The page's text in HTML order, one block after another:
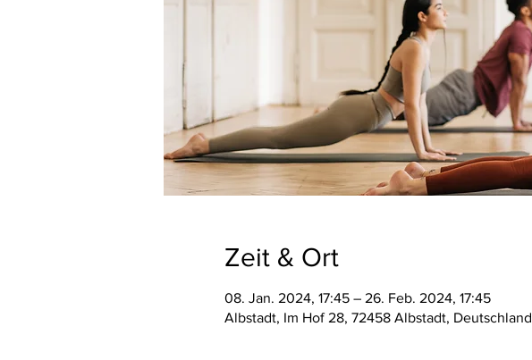
Zeit & Ort
08. Jan. 2024, 17:45 – 26. Feb. 2024, 17:45
Albstadt, Im Hof 28, 72458 Albstadt, Deutschland